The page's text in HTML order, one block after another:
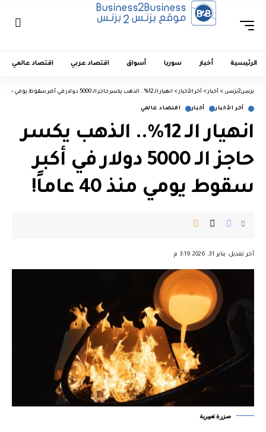
الرئيسية أخبار سوريا أسواق اقتصاد عربي اقتصاد عالمي
بزنس2بزنس > أخبار > آخر الأخبار > انهيار الـ 12%.. الذهب يكسر حاجز الـ 5000 دولار في أكبر سقوط يومي منذ 40 عاماً!
آخر الأخبار أخبار اقتصاد عالمي
انهيار الـ 12%.. الذهب يكسر
حاجز الـ 5000 دولار في أكبر
سقوط يومي منذ 40 عاماً!
آخر تعديل: يناير 31, 2026 3:19 م
صزرة تعبيرية